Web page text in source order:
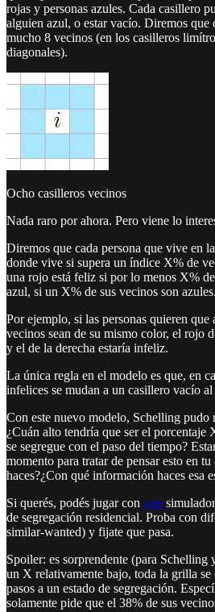
rojas y personas azules. Cada casillero
alguien azul, o estar vacío. Diremos que
mucho 8 vecinos (en los casilleros
diagonales).
Ocho casilleros vecinos
Nada raro por ahora. Pero viene lo
Diremos que cada persona que vive en
donde vive si supera un índice X% de
una rojo está feliz si por lo menos X%
azul, si un X% de sus vecinos son azules.
Por ejemplo, si las personas quieren que
vecinos sean de su mismo color, el rojo
y el de la derecha estaría infeliz.
La única regla en el modelo es que, en
infelices se mudan a un casillero vacío al
Con este nuevo modelo, Schelling pudo
¿Cuán alto tendría que ser el porcentaje
se segregue con el paso del tiempo?
momento para tratar de pensar esto en
haces?¿Con qué información haces esa
Si querés, podés jugar con este
de segregación residencial. Proba con
similar-wanted) y fijate que pasa.
Spoiler: es sorprendente (para Schelling
un X relativamente bajo, toda la grilla se
pasos a un estado de segregación.
solamente pide que el 38% de sus